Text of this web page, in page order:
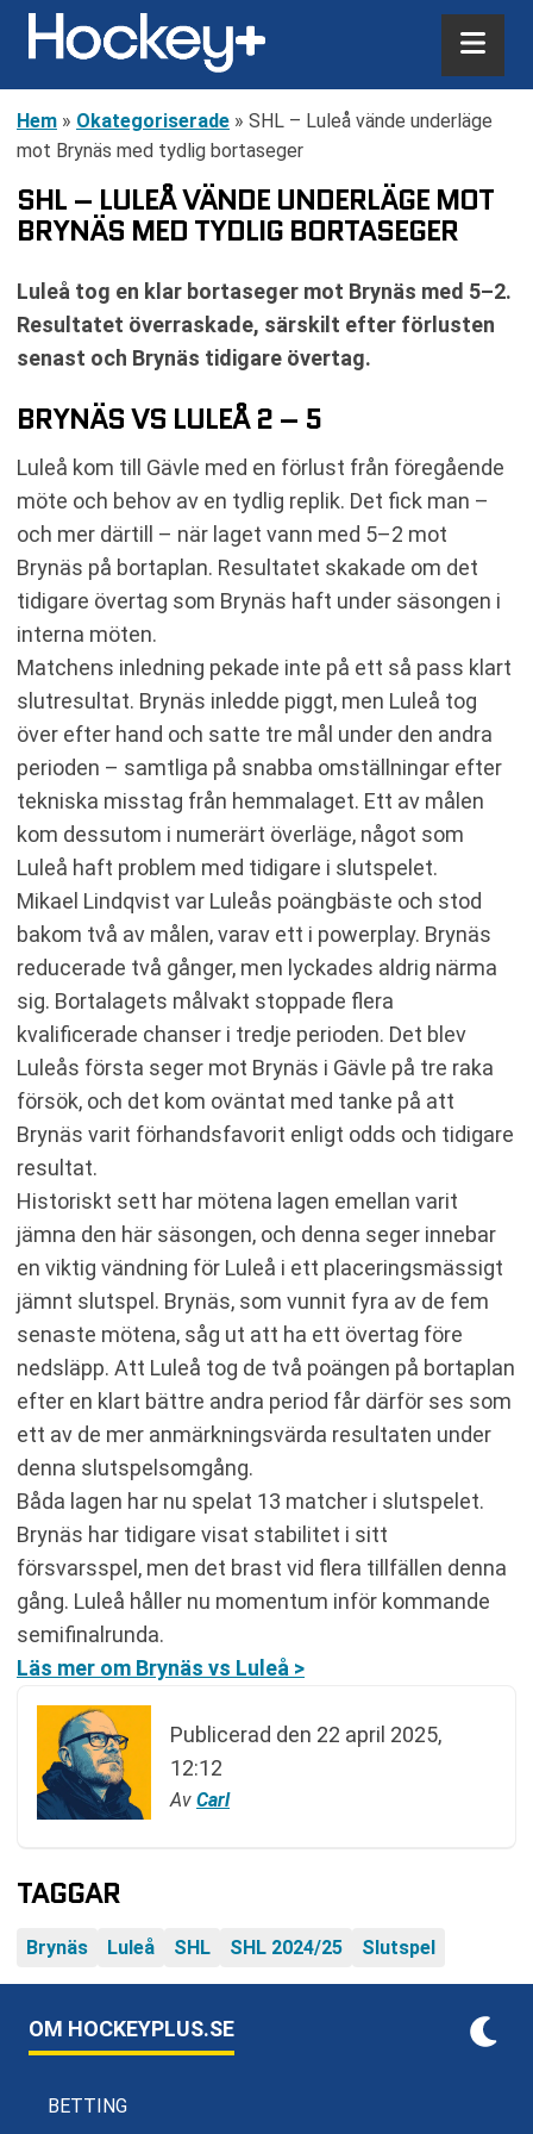
Hem » Okategoriserade » SHL – Luleå vände underläge
mot Brynäs med tydlig bortaseger
SHL – LULEÅ VÄNDE UNDERLÄGE MOT
BRYNÄS MED TYDLIG BORTASEGER
Luleå tog en klar bortaseger mot Brynäs med 5–2.
Resultatet överraskade, särskilt efter förlusten
senast och Brynäs tidigare övertag.
BRYNÄS VS LULEÅ 2 – 5
Luleå kom till Gävle med en förlust från föregående
möte och behov av en tydlig replik. Det fick man –
och mer därtill – när laget vann med 5–2 mot
Brynäs på bortaplan. Resultatet skakade om det
tidigare övertag som Brynäs haft under säsongen i
interna möten.
Matchens inledning pekade inte på ett så pass klart
slutresultat. Brynäs inledde piggt, men Luleå tog
över efter hand och satte tre mål under den andra
perioden – samtliga på snabba omställningar efter
tekniska misstag från hemmalaget. Ett av målen
kom dessutom i numerärt överläge, något som
Luleå haft problem med tidigare i slutspelet.
Mikael Lindqvist var Luleås poängbäste och stod
bakom två av målen, varav ett i powerplay. Brynäs
reducerade två gånger, men lyckades aldrig närma
sig. Bortalagets målvakt stoppade flera
kvalificerade chanser i tredje perioden. Det blev
Luleås första seger mot Brynäs i Gävle på tre raka
försök, och det kom oväntat med tanke på att
Brynäs varit förhandsfavorit enligt odds och tidigare
resultat.
Historiskt sett har mötena lagen emellan varit
jämna den här säsongen, och denna seger innebar
en viktig vändning för Luleå i ett placeringsmässigt
jämnt slutspel. Brynäs, som vunnit fyra av de fem
senaste mötena, såg ut att ha ett övertag före
nedsläpp. Att Luleå tog de två poängen på bortaplan
efter en klart bättre andra period får därför ses som
ett av de mer anmärkningsvärda resultaten under
denna slutspelsomgång.
Båda lagen har nu spelat 13 matcher i slutspelet.
Brynäs har tidigare visat stabilitet i sitt
försvarsspel, men det brast vid flera tillfällen denna
gång. Luleå håller nu momentum inför kommande
semifinalrunda.
Läs mer om Brynäs vs Luleå >
Publicerad den 22 april 2025,
12:12
Av Carl
TAGGAR
Brynäs Luleå SHL SHL 2024/25 Slutspel
OM HOCKEYPLUS.SE
BETTING